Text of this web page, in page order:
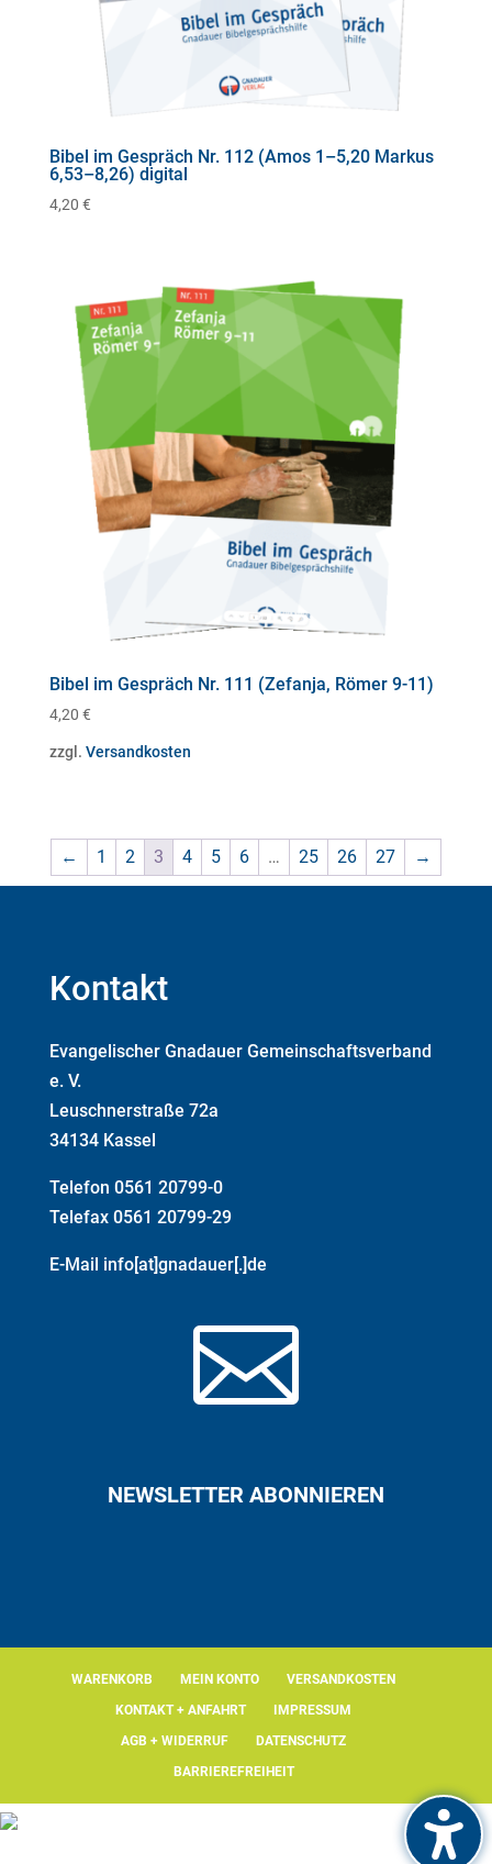
Bibel im Gespräch Nr. 112 (Amos 1–5,20 Markus
6,53–8,26) digital
4,20 €
Bibel im Gespräch Nr. 111 (Zefanja, Römer 9-11)
4,20 €
zzgl. Versandkosten
← 1 2 3 4 5 6 … 25 26 27 →
Kontakt
Evangelischer Gnadauer Gemeinschaftsverband
e. V.
Leuschnerstraße 72a
34134 Kassel
Telefon 0561 20799-0
Telefax 0561 20799-29
E-Mail info[at]gnadauer[.]de

NEWSLETTER ABONNIEREN
WARENKORB MEIN KONTO
VERSANDKOSTEN
KONTAKT + ANFAHRT
IMPRESSUM
AGB + WIDERRUF
DATENSCHUTZ
BARRIEREFREIHEIT